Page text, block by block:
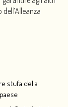
stufa della